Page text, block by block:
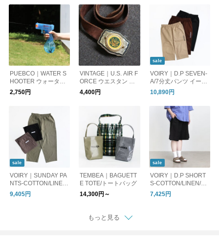
PUEBCO｜WATER S
HOOTER ウォーター
シューター/水鉄砲
2,750円
VINTAGE｜U.S. AIR F
ORCE ウエスタン ベ
ルトバックル
4,400円
sale
VOIRY｜D.P SEVEN-
A/7分丈パンツ イージ
ーパンツ
10,890円
sale
VOIRY｜SUNDAY PA
NTS-COTTON/LINEN/
イージーパンツ コッ
トン リネン
9,405円
TEMBEA｜BAGUETT
E TOTE/トートバッグ
14,300円～
sale
VOIRY｜D.P SHORT
S-COTTON/LINEN/ハ
ーフパンツ ショート
パンツ
7,425円
もっと見る